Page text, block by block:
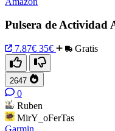
Pulsera de Actividad
7.87€ 35€ Gratis
2647
0
Ruben
MirY_oFerTas
Garmin